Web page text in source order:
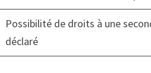
Possibilité de droits à une
déclaré